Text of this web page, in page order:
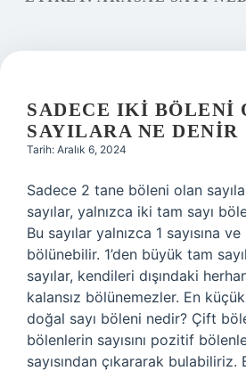
SADECE IKI BÖLENI
SAYILARA NE DENIR
Tarih: Aralık 6, 2024
Sadece 2 tane böleni olan
sayılar, yalnızca iki tam sayı
Bu sayılar yalnızca 1 sayısına
bölünebilir. 1’den büyük tam
sayılar, kendileri dışındaki
kalansız bölünemezler. En
doğal sayı böleni nedir? Çift
bölenlerin sayısını pozitif
sayısından çıkararak